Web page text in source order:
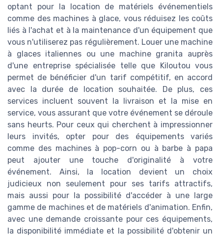
optant pour la location de matériels événementiels
comme des machines à glace, vous réduisez les coûts
liés à l'achat et à la maintenance d'un équipement que
vous n'utiliserez pas régulièrement. Louer une machine
à glaces italiennes ou une machine granita auprès
d'une entreprise spécialisée telle que Kiloutou vous
permet de bénéficier d'un tarif compétitif, en accord
avec la durée de location souhaitée. De plus, ces
services incluent souvent la livraison et la mise en
service, vous assurant que votre événement se déroule
sans heurts. Pour ceux qui cherchent à impressionner
leurs invités, opter pour des équipements variés
comme des machines à pop-corn ou à barbe à papa
peut ajouter une touche d'originalité à votre
événement. Ainsi, la location devient un choix
judicieux non seulement pour ses tarifs attractifs,
mais aussi pour la possibilité d'accéder à une large
gamme de machines et de matériels d'animation. Enfin,
avec une demande croissante pour ces équipements,
la disponibilité immédiate et la possibilité d'obtenir un